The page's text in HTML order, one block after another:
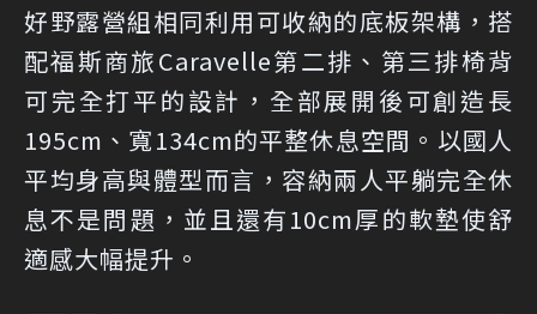
好野露營組相同利用可收納的底板架構，搭
配福斯商旅Caravelle第二排、第三排椅背
可完全打平的設計，全部展開後可創造長
195cm、寬134cm的平整休息空間。以國人
平均身高與體型而言，容納兩人平躺完全休
息不是問題，並且還有10cm厚的軟墊使舒
適感大幅提升。